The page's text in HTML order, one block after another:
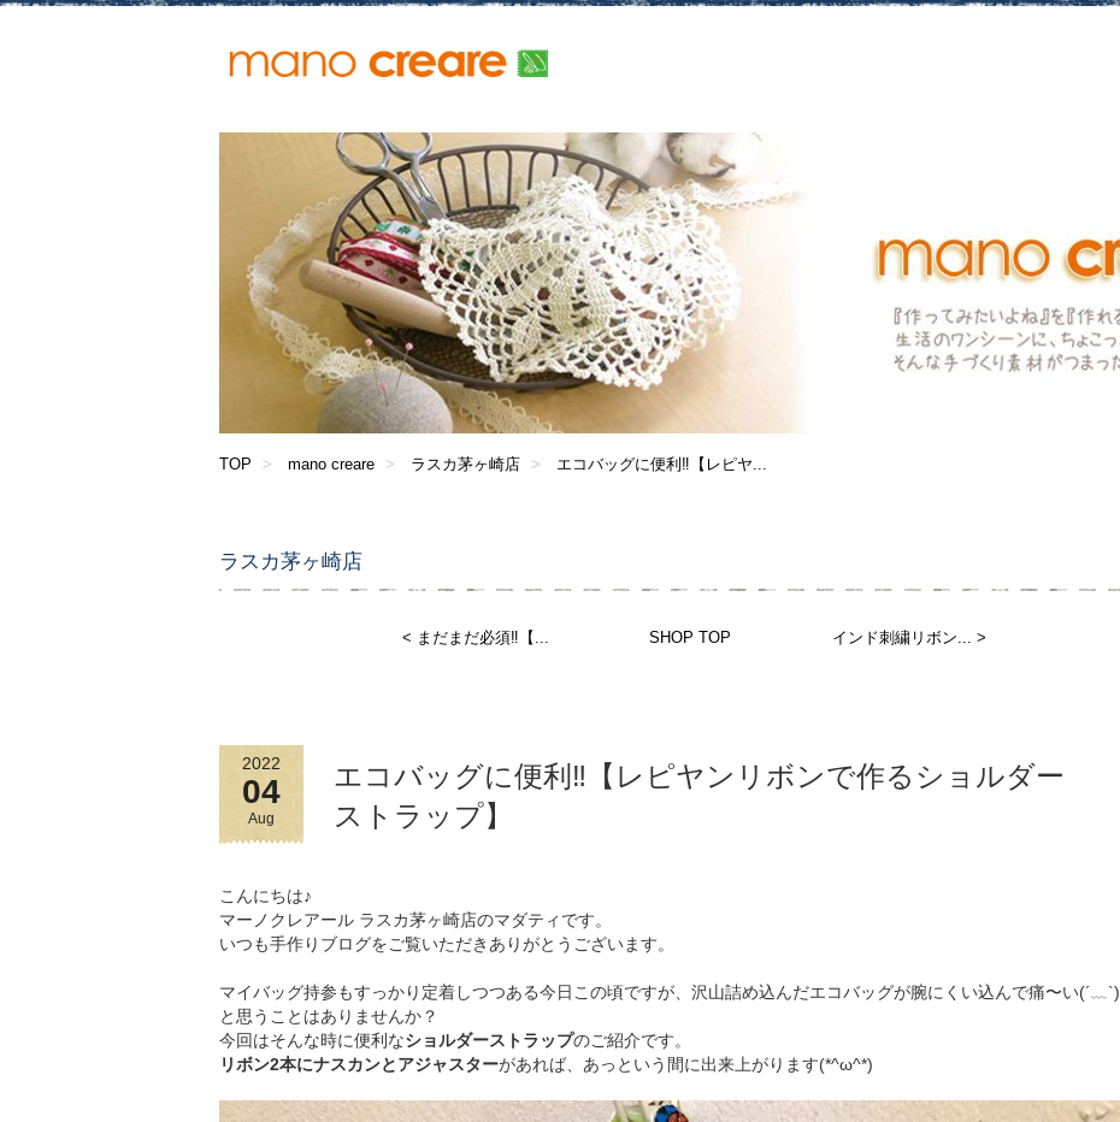
TOP mano creare ラスカ茅ヶ崎店 エコバッグに便利‼︎【レピヤ...
ラスカ茅ヶ崎店
< まだまだ必須‼︎【... SHOP TOP インド刺繍リボン... >
2022
04
Aug
エコバッグに便利‼︎【レピヤンリボンで作るショルダー
ストラップ】
こんにちは♪
マーノクレアール ラスカ茅ヶ崎店のマダティです。
いつも手作りブログをご覧いただきありがとうございます。
マイバッグ持参もすっかり定着しつつある今日この頃ですが、沢山詰め込んだエコバッグが腕にくい込んで痛〜い(´﹏`)
と思うことはありませんか？
今回はそんな時に便利なショルダーストラップのご紹介です。
リボン2本にナスカンとアジャスターがあれば、あっという間に出来上がります(*^ω^*)